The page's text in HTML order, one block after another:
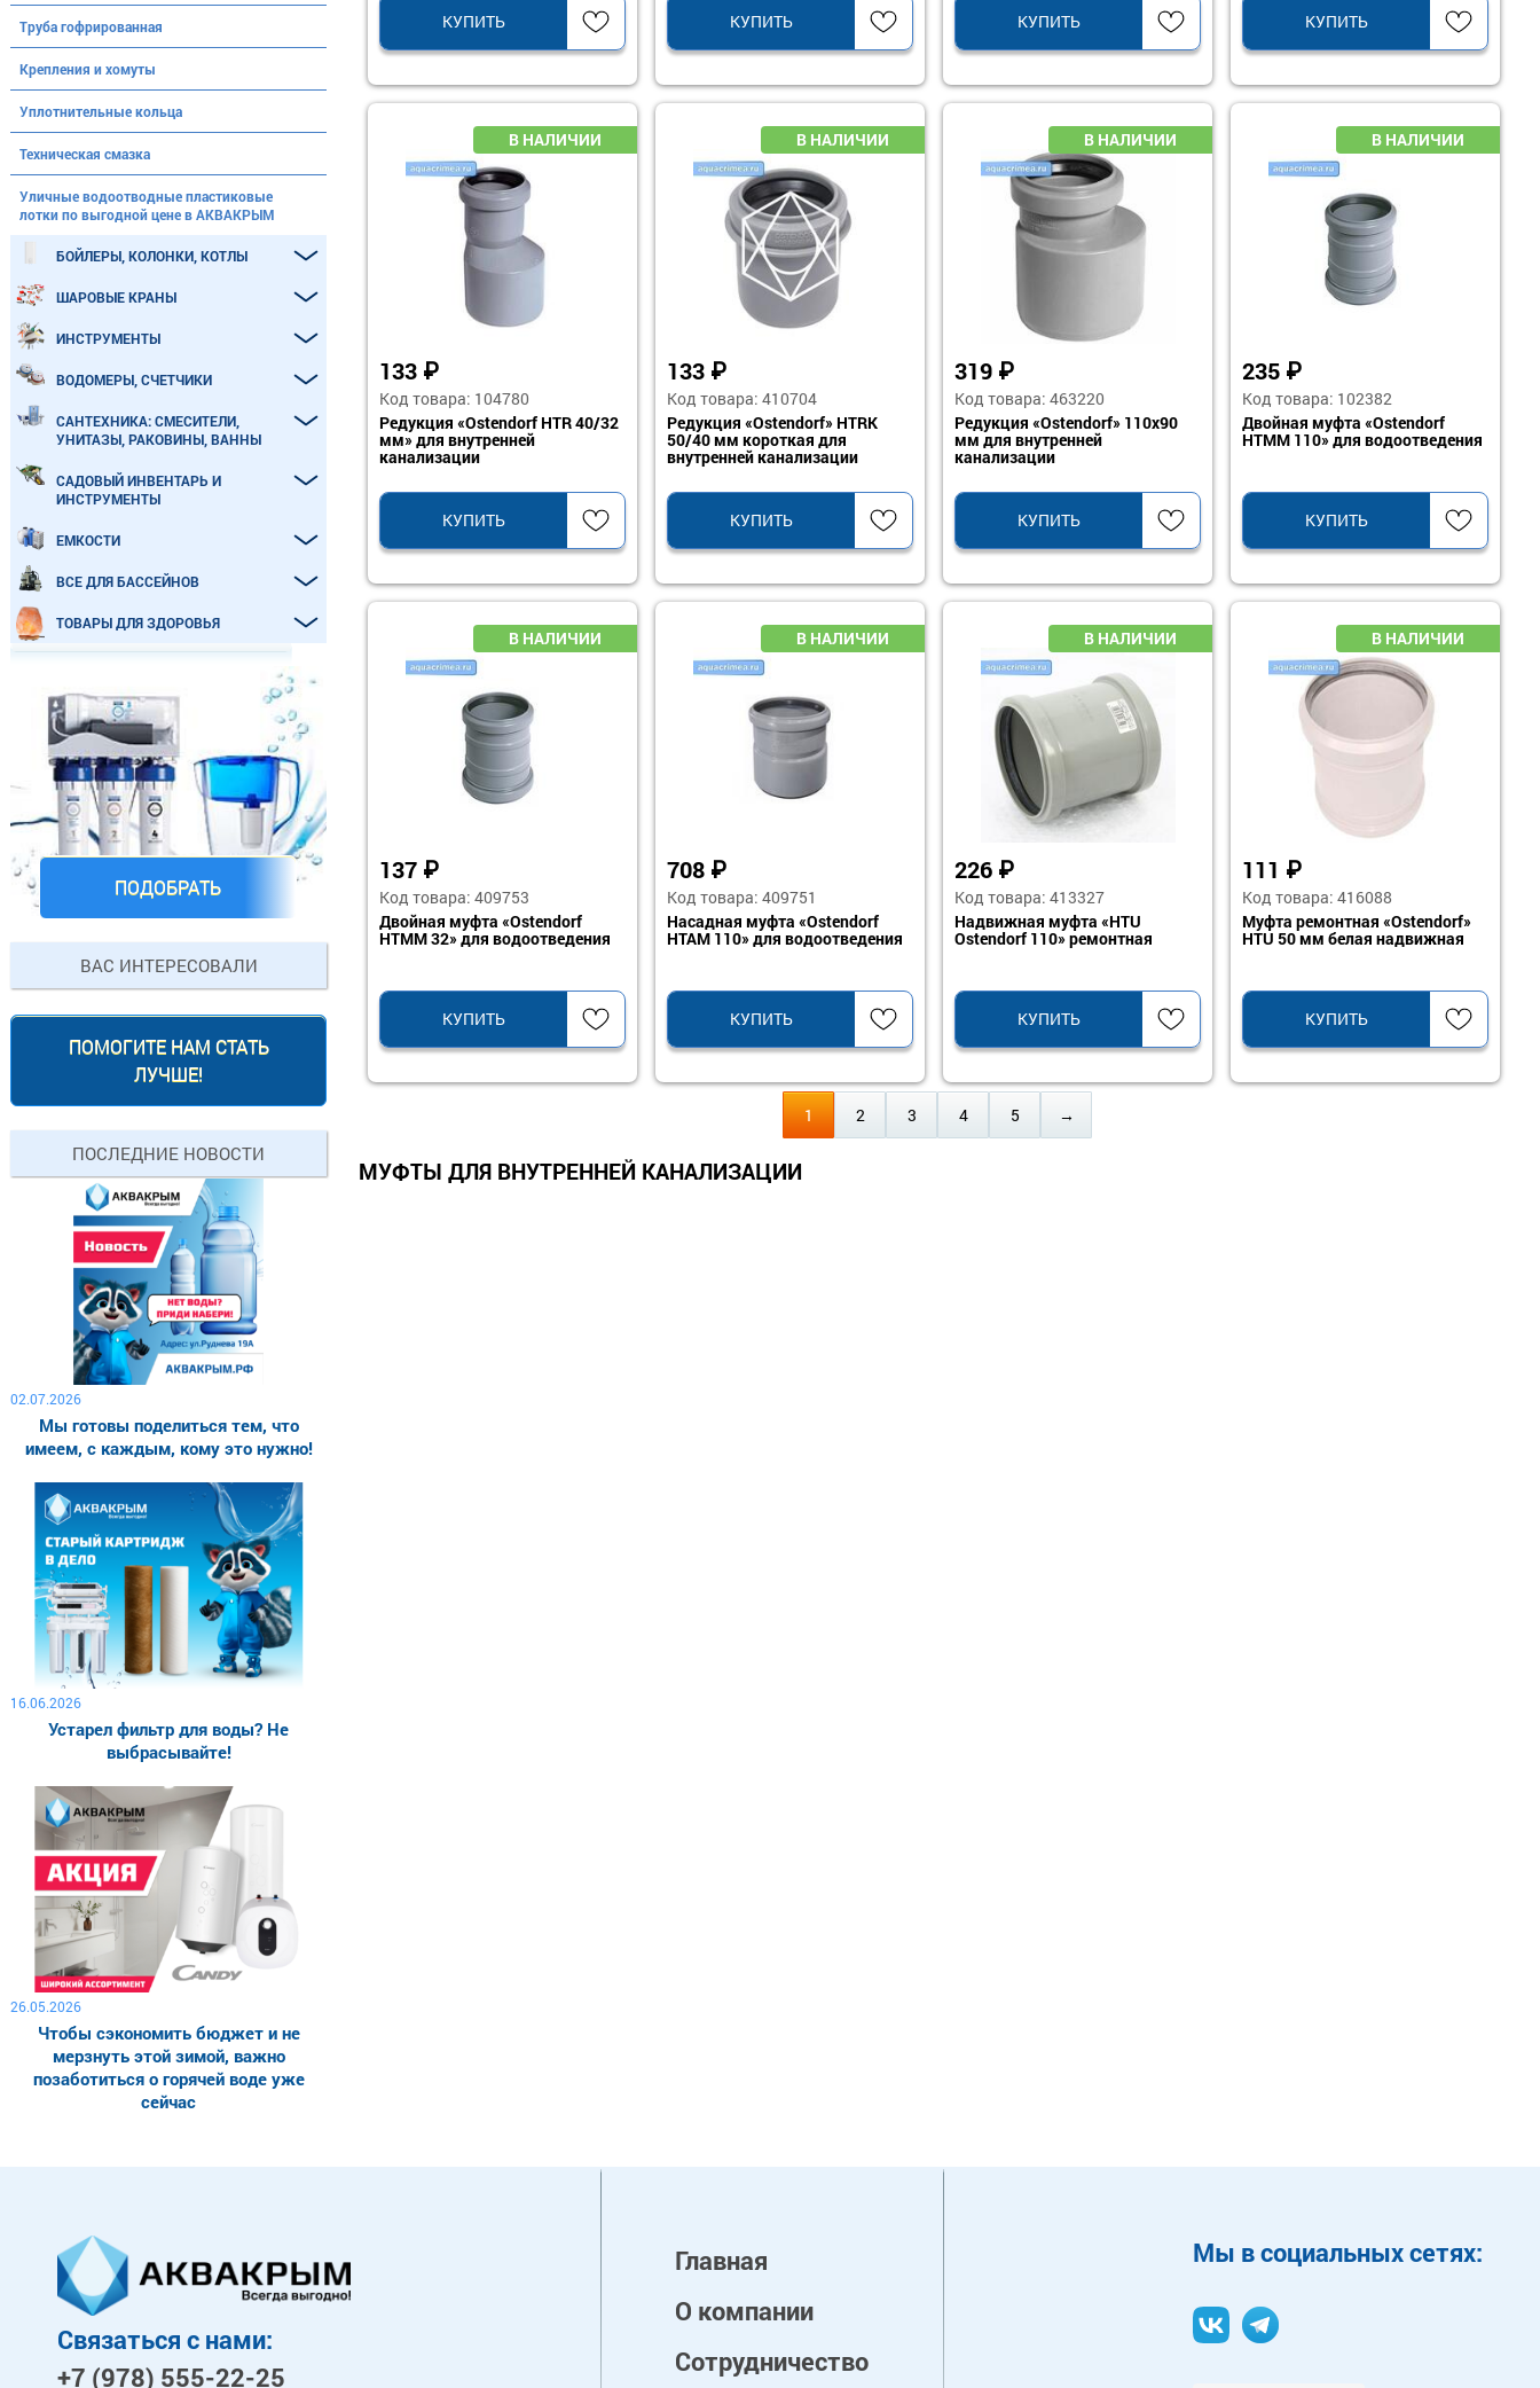
КУПИТЬ КУПИТЬ КУПИТЬ КУПИТЬ
133 ₽
Код товара: 104780
Редукция «Ostendorf HTR 40/32
мм» для внутренней
канализации
КУПИТЬ
133 ₽
Код товара: 410704
Редукция «Ostendorf» HTRK
50/40 мм короткая для
внутренней канализации
КУПИТЬ
319 ₽
Код товара: 463220
Редукция «Ostendorf» 110х90
мм для внутренней
канализации
КУПИТЬ
235 ₽
Код товара: 102382
Двойная муфта «Ostendorf
HTMM 110» для водоотведения
КУПИТЬ
137 ₽
Код товара: 409753
Двойная муфта «Ostendorf
HTMM 32» для водоотведения
КУПИТЬ
708 ₽
Код товара: 409751
Насадная муфта «Ostendorf
HTAM 110» для водоотведения
КУПИТЬ
226 ₽
Код товара: 413327
Надвижная муфта «HTU
Ostendorf 110» ремонтная
КУПИТЬ
111 ₽
Код товара: 416088
Муфта ремонтная «Ostendorf»
HTU 50 мм белая надвижная
КУПИТЬ
1 2 3 4 5 →
МУФТЫ ДЛЯ ВНУТРЕННЕЙ КАНАЛИЗАЦИИ
Труба гофрированная
Крепления и хомуты
Уплотнительные кольца
Техническая смазка
Уличные водоотводные пластиковые
лотки по выгодной цене в АКВАКРЫМ
БОЙЛЕРЫ, КОЛОНКИ, КОТЛЫ
ШАРОВЫЕ КРАНЫ
ИНСТРУМЕНТЫ
ВОДОМЕРЫ, СЧЕТЧИКИ
САНТЕХНИКА: СМЕСИТЕЛИ,
УНИТАЗЫ, РАКОВИНЫ, ВАННЫ
САДОВЫЙ ИНВЕНТАРЬ И
ИНСТРУМЕНТЫ
ЕМКОСТИ
ВСЕ ДЛЯ БАССЕЙНОВ
ТОВАРЫ ДЛЯ ЗДОРОВЬЯ
ПОДОБРАТЬ
ВАС ИНТЕРЕСОВАЛИ
ПОМОГИТЕ НАМ СТАТЬ
ЛУЧШЕ!
ПОСЛЕДНИЕ НОВОСТИ
02.07.2026
Мы готовы поделиться тем, что
имеем, с каждым, кому это нужно!
16.06.2026
Устарел фильтр для воды? Не
выбрасывайте!
26.05.2026
Чтобы сэкономить бюджет и не
мерзнуть этой зимой, важно
позаботиться о горячей воде уже
сейчас
Связаться с нами:
+7 (978) 555-22-25
Главная
О компании
Сотрудничество
Mы в социальных сетях: